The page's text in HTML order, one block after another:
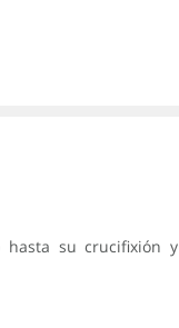
hasta su crucifixión y